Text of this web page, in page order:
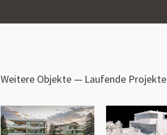
Weitere Objekte — Laufende Projekte